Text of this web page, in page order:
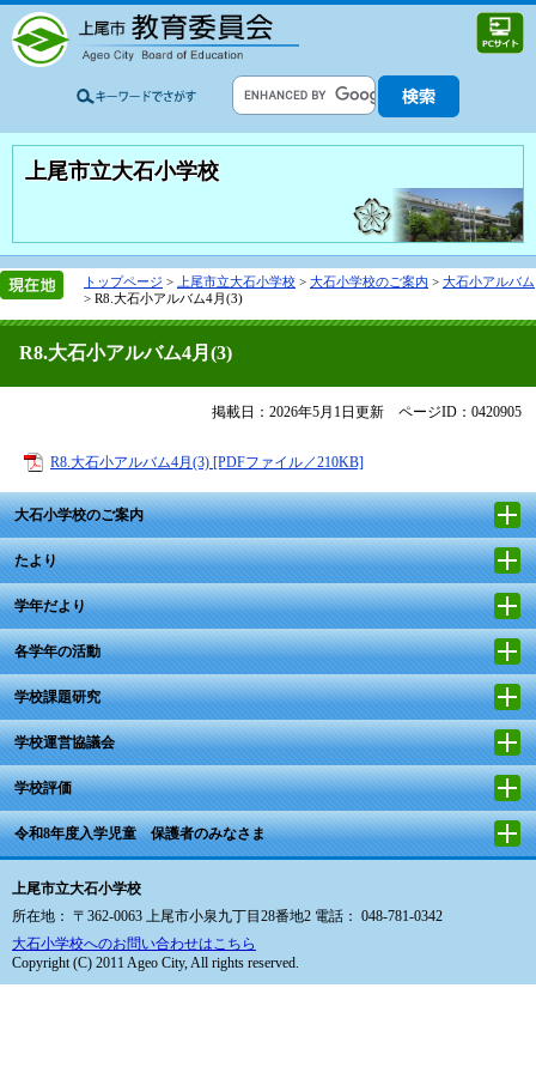
上尾市立大石小学校
トップページ > 上尾市立大石小学校 > 大石小学校のご案内 > 大石小アルバム
> R8.大石小アルバム4月(3)
R8.大石小アルバム4月(3)
掲載日：2026年5月1日更新 ページID：0420905
R8.大石小アルバム4月(3) [PDFファイル／210KB]
大石小学校のご案内
たより
学年だより
各学年の活動
学校課題研究
学校運営協議会
学校評価
令和8年度入学児童 保護者のみなさま
上尾市立大石小学校
所在地： 〒362-0063 上尾市小泉九丁目28番地2 電話： 048-781-0342
大石小学校へのお問い合わせはこちら
Copyright (C) 2011 Ageo City, All rights reserved.